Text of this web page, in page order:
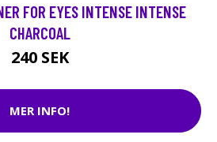
FOR EYES INTENSE INTENSE
CHARCOAL
240 SEK
MER INFO!